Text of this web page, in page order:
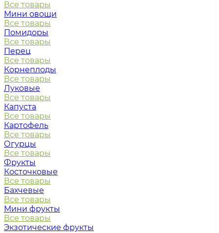
Все товары
Мини овощи
Все товары
Помидоры
Все товары
Перец
Все товары
Корнеплоды
Все товары
Луковые
Все товары
Капуста
Все товары
Картофель
Все товары
Огурцы
Все товары
Фрукты
Косточковые
Все товары
Бахчевые
Все товары
Мини фрукты
Все товары
Экзотические фрукты